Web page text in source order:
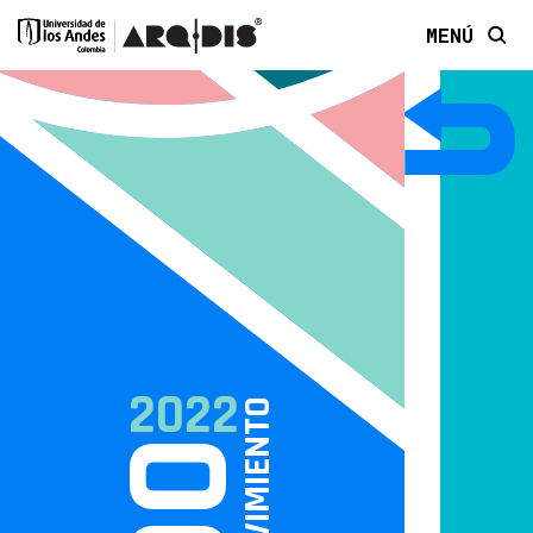
MENÚ
2022